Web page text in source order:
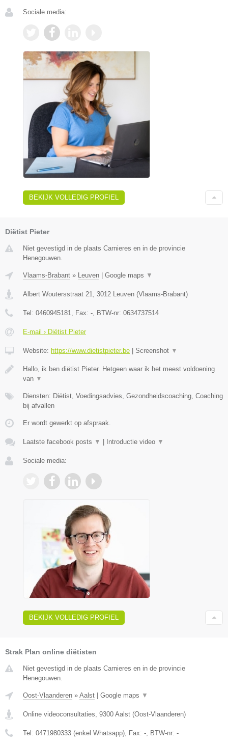
Sociale media:
BEKIJK VOLLEDIG PROFIEL
Diëtist Pieter
Niet gevestigd in de plaats Carnieres en in de provincie
Henegouwen.
Vlaams-Brabant » Leuven | Google maps ▼
Albert Woutersstraat 21 3012 Leuven (Vlaams-Brabant)
Tel: 0460945181 , Fax: - , BTW-nr: 0634737514
E-mail › Diëtist Pieter
Website: https://www.dietistpieter.be | Screenshot ▼
Hallo, ik ben diëtist Pieter. Hetgeen waar ik het meest voldoening
van ▼
Diensten: Diëtist, Voedingsadvies, Gezondheidscoaching, Coaching
bij afvallen
Er wordt gewerkt op afspraak.
Laatste facebook posts ▼ | Introductie video ▼
Sociale media:
BEKIJK VOLLEDIG PROFIEL
Strak Plan online diëtisten
Niet gevestigd in de plaats Carnieres en in de provincie
Henegouwen.
Oost-Vlaanderen » Aalst Google maps ▼
Online videoconsultaties, 9300 Aalst (Oost-Vlaanderen)
Tel: 0471980333 (enkel Whatsapp), Fax: -, BTW-nr: -